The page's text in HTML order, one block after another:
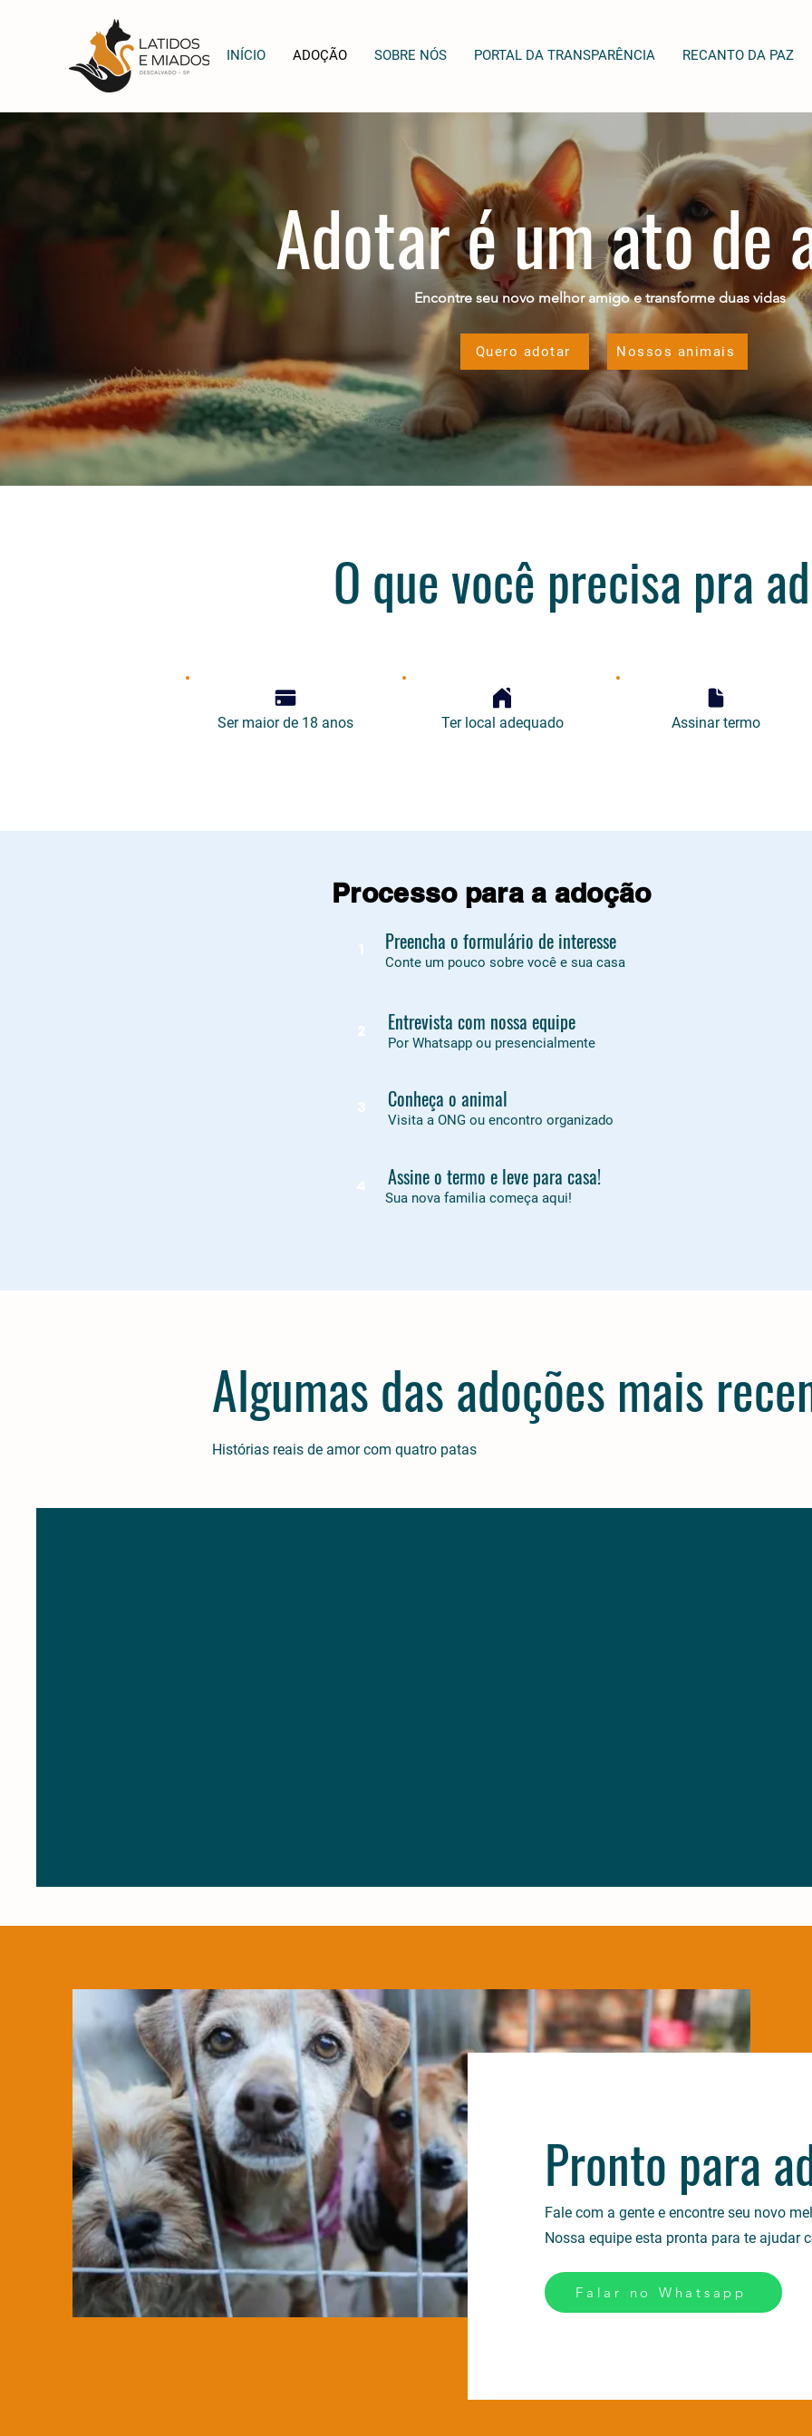
INÍCIO ADOÇÃO SOBRE NÓS PORTAL DA TRANSPARÊNCIA RECANTO DA PAZ
Adotar é um ato de
Encontre seu novo melhor amigo e transforme duas vidas
Quero adotar Nossos animais
O que você precisa pra
Ser maior de 18 anos Ter local adequado Assinar termo
Processo para a adoção
1 Preencha o formulário de interesse
Conte um pouco sobre você e sua casa
2 Entrevista com nossa equipe
Por Whatsapp ou presencialmente
3 Conheça o animal
Visita a ONG ou encontro organizado
4 Assine o termo e leve para casa!
Sua nova familia começa aqui!
Algumas das adoções mais
Histórias reais de amor com quatro patas
Pronto para
Fale com a gente e encontre seu novo
Nossa equipe esta pronta para te ajudar
Falar no Whatsapp